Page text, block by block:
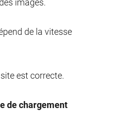
de la vitesse
est correcte.
de chargement